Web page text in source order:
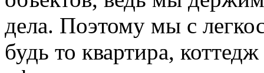
дела. Поэтому мы с
будь то квартира,